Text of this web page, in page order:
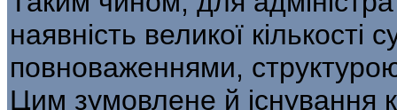
наявність ве­ликої кількості
повноваженнями,
Цим зумовлене й існування